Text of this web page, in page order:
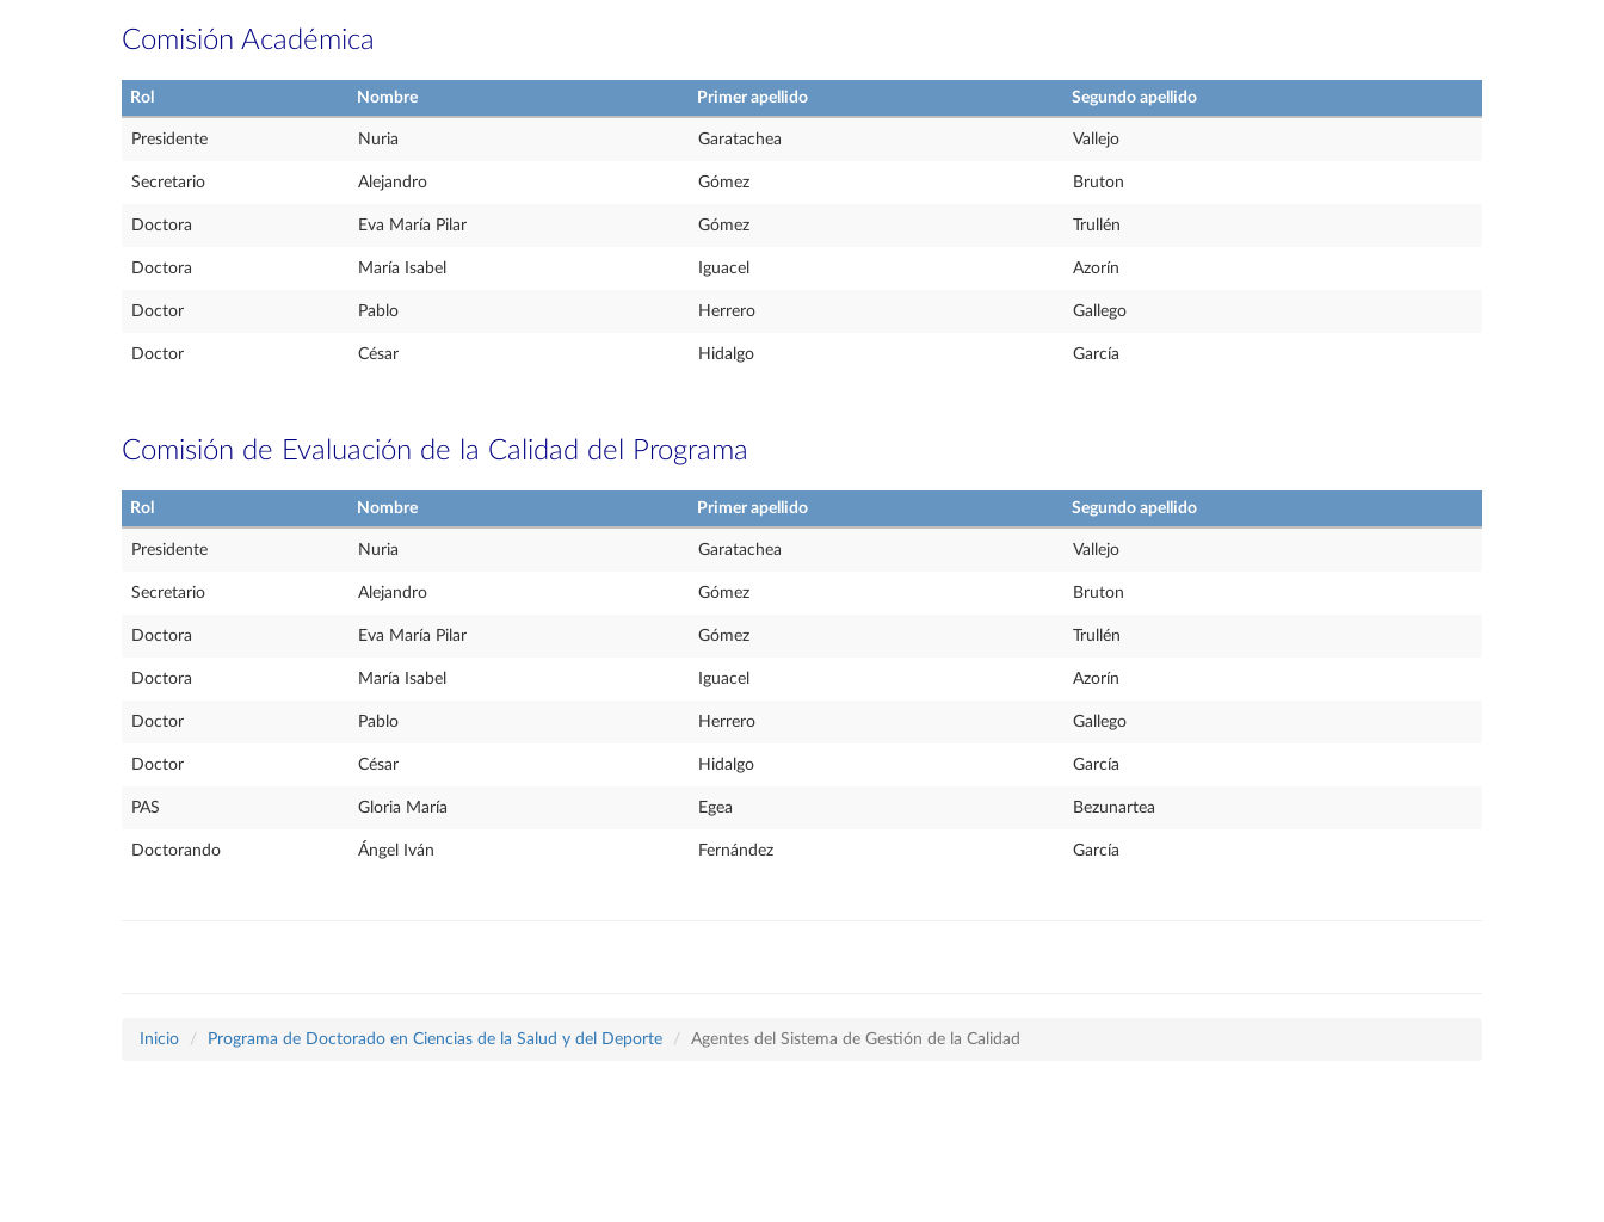
Comisión Académica
Rol Nombre Primer apellido Segundo apellido
Presidente Nuria Garatachea Vallejo
Secretario Alejandro Gómez Bruton
Doctora Eva María Pilar Gómez Trullén
Doctora María Isabel Iguacel Azorín
Doctor Pablo Herrero Gallego
Doctor César Hidalgo García
Comisión de Evaluación de la Calidad del Programa
Rol Nombre Primer apellido Segundo apellido
Presidente Nuria Garatachea Vallejo
Secretario Alejandro Gómez Bruton
Doctora Eva María Pilar Gómez Trullén
Doctora María Isabel Iguacel Azorín
Doctor Pablo Herrero Gallego
Doctor César Hidalgo García
PAS Gloria María Egea Bezunartea
Doctorando Ángel Iván Fernández García
Inicio Programa de Doctorado en Ciencias de la Salud y del Deporte Agentes del Sistema de Gestión de la Calidad